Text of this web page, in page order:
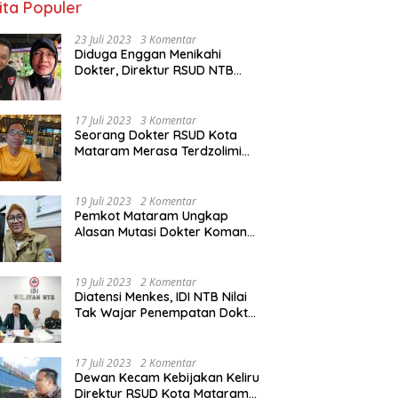
Populer
23 Juli 2023 3 Komentar
Diduga Enggan Menikahi
Dokter, Direktur RSUD NTB
17 Juli 2023 3 Komentar
Seorang Dokter RSUD Kota
Mataram Merasa Terdzolimi
19 Juli 2023 2 Komentar
Pemkot Mataram Ungkap
Alasan Mutasi Dokter Komang
19 Juli 2023 2 Komentar
Diatensi Menkes, IDI NTB Nilai
Tak Wajar Penempatan Dokter
17 Juli 2023 2 Komentar
Dewan Kecam Kebijakan Keliru
Direktur RSUD Kota Mataram